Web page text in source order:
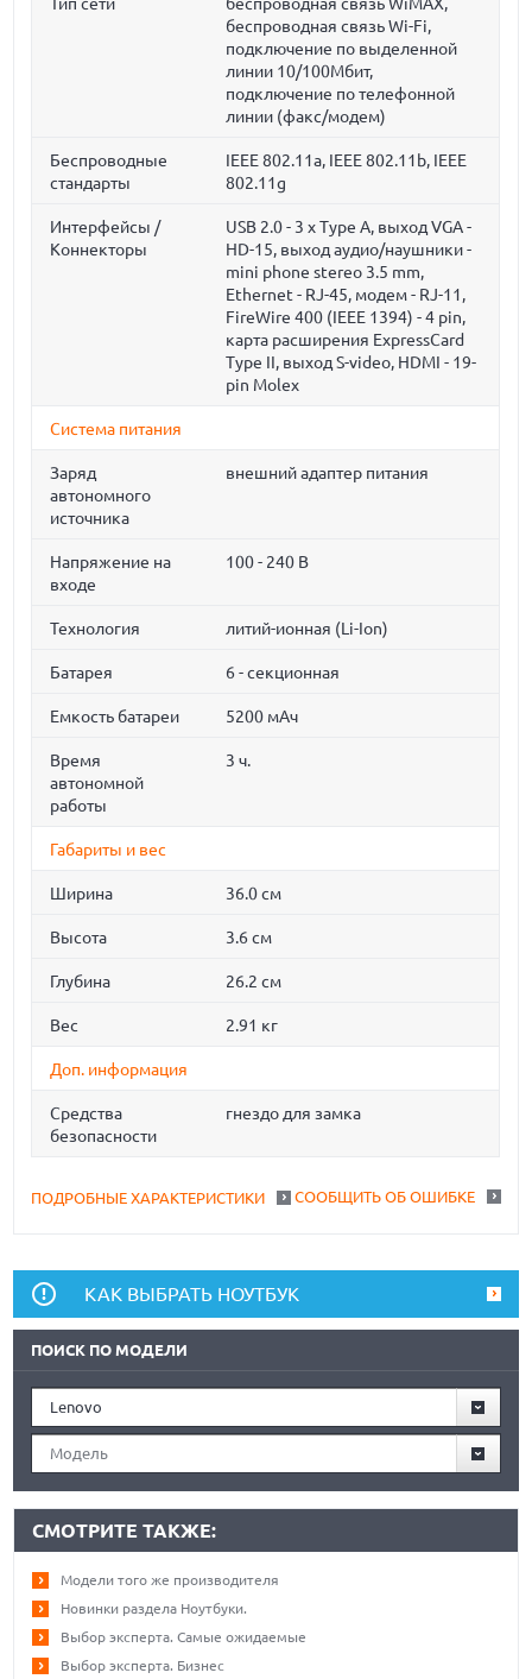
беспроводная связь Wi-Fi,
подключение по выделенной
линии 10/100Мбит,
подключение по телефонной
линии (факс/модем)
Беспроводные
стандарты
IEEE 802.11a, IEEE 802.11b, IEEE
802.11g
Интерфейсы /
Коннекторы
USB 2.0 - 3 x Type A, выход VGA -
HD-15, выход аудио/наушники -
mini phone stereo 3.5 mm,
Ethernet - RJ-45, модем - RJ-11,
FireWire 400 (IEEE 1394) - 4 pin,
карта расширения ExpressCard
Type II, выход S-video, HDMI - 19-
pin Molex
Система питания
Заряд
автономного
источника
внешний адаптер питания
Напряжение на
входе
100 - 240 В
Технология литий-ионная (Li-Ion)
Батарея 6 - секционная
Емкость батареи 5200 мАч
Время
автономной
работы
3 ч.
Габариты и вес
Ширина 36.0 см
Высота 3.6 см
Глубина 26.2 см
Вес 2.91 кг
Доп. информация
Средства
безопасности
гнездо для замка
СООБЩИТЬ ОБ ОШИБКЕ
ПОДРОБНЫЕ ХАРАКТЕРИСТИКИ
КАК ВЫБРАТЬ НОУТБУК
ПОИСК ПО МОДЕЛИ
Lenovo
Модель
СМОТРИТЕ ТАКЖЕ:
Модели того же производителя
Новинки раздела Ноутбуки.
Выбор эксперта. Самые ожидаемые
Выбор эксперта. Бизнес